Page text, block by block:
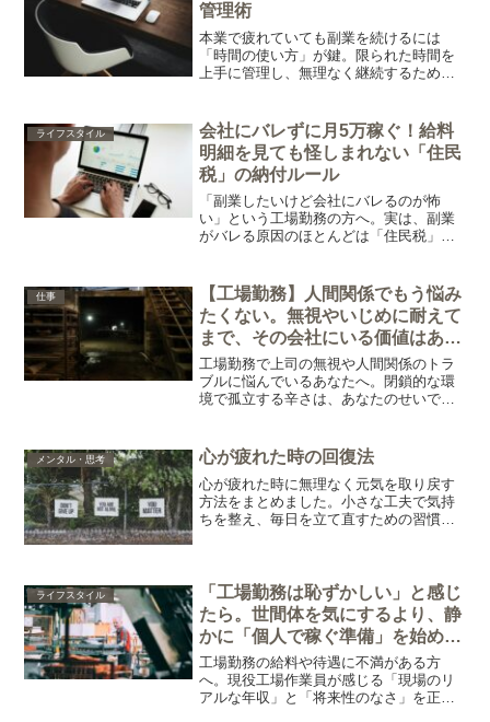
管理術
本業で疲れていても副業を続けるには
「時間の使い方」が鍵。限られた時間を
上手に管理し、無理なく継続するための
ライフスタイル
会社にバレずに月5万稼ぐ！給料
明細を見ても怪しまれない「住民
税」の納付ルール
「副業したいけど会社にバレるのが怖
い」という工場勤務の方へ。実は、副業
がバレる原因のほとんどは「住民税」の
できる「会社に通知がいかない手続き
（普通徴収）」について分かりやすく解
説します。
仕事
【工場勤務】人間関係でもう悩み
たくない。無視やいじめに耐えて
まで、その会社にいる価値はあり
ますか？
工場勤務で上司の無視や人間関係のトラ
ブルに悩んでいるあなたへ。閉鎖的な環
境で孤立する辛さは、あなたのせいでは
環境から静かにフェードアウトするため
の対処法を解説します。
メンタル・思考 心が疲れた時の回復法
心が疲れた時に無理なく元気を取り戻す
方法をまとめました。小さな工夫で気持
ちを整え、毎日を立て直すための習慣を
ライフスタイル
「工場勤務は恥ずかしい」と感じ
たら。世間体を気にするより、静
かに「個人で稼ぐ準備」を始める
べき理由
工場勤務の給料や待遇に不満がある方
へ。現役工場作業員が感じる「現場のリ
アルな年収」と「将来性のなさ」を正直